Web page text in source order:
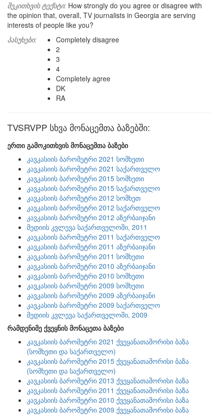
შეკითხვის ტექსტი: How strongly do you agree or disagree with
the opinion that, overall, TV journalists in Georgia are serving
interests of people like you?
პასუხები:
Completely disagree
2
3
4
Completely agree
DK
RA
TVSRVPP სხვა მონაცემთა ბაზებში:
ერთი გამოკითხვის მონაცემთა ბაზები
კავკასიის ბარომეტრი 2021 სომხეთი
კავკასიის ბარომეტრი 2021 საქართველო
კავკასიის ბარომეტრი 2015 სომხეთი
კავკასიის ბარომეტრი 2015 საქართველო
კავკასიის ბარომეტრი 2012 სომხეთ
კავკასიის ბარომეტრი 2012 საქართველო
კავკასიის ბარომეტრი 2012 აზერბაიჯანი
მედიის კვლევა საქართველოში, 2011
კავკასიის ბარომეტრი 2011 საქართველო
კავკასიის ბარომეტრი 2011 აზერბაიჯანი
კავკასიის ბარომეტრი 2011 სომხეთი
კავკასიის ბარომეტრი 2010 აზერბაიჯანი
კავკასიის ბარომეტრი 2010 სომხეთი
კავკასიის ბარომეტრი 2009 სომხეთი
კავკასიის ბარომეტრი 2009 აზერბაიჯანი
კავკასიის ბარომეტრი 2009 საქართველო
მედიის კვლევა საქართველოში, 2009
რამდენიმე ქვეყნის მონაცეთა ბაზები
კავკასიის ბარომეტრი 2021 ქვეყანათაშორისი ბაზა
(სომხეთი და საქართველო)
კავკასიის ბარომეტრი 2015 ქვეყანათაშორისი ბაზა
(სომხეთი და საქართველო)
კავკასიის ბარომეტრი 2013 ქვეყანათაშორისი ბაზა
კავკასიის ბარომეტრი 2011 ქვეყანათაშორისი ბაზა
კავკასიის ბარომეტრი 2010 ქვეყანათაშორისი ბაზა
კავკასიის ბარომეტრი 2009 ქვეყანათაშორისი ბაზა